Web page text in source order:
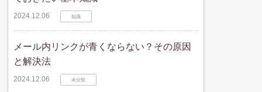
2024.12.06 知識
メール内リンクが青くならない？その原因
と解決法
2024.12.06 未分類